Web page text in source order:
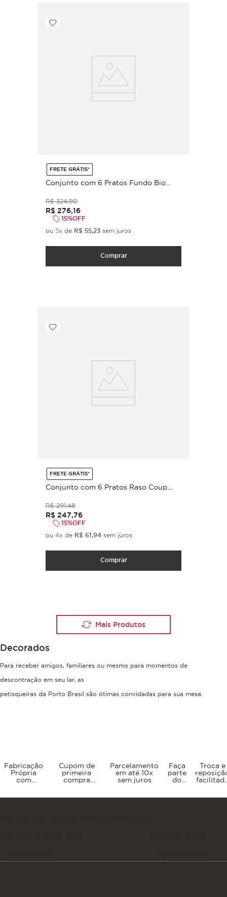
FRETE GRÁTIS*
Conjunto com 6 Pratos Fundo Bio
R$ 324,90
R$ 276,16
15%OFF
ou 5x de R$ 55,23 sem juros
Comprar
FRETE GRÁTIS*
Conjunto com 6 Pratos Raso Coup
R$ 291,48
R$ 247,76
15%OFF
ou 4x de R$ 61,94 sem juros
Comprar
decorados
Para receber amigos, familiares ou mesmo para momentos de
descontração em seu lar, as
petisqueiras da Porto Brasil são ótimas convidadas para sua mesa.
Fabricação
Própria
com
Cupom de
primeira
compra
Parcelamento
em até 10x
sem juros
Faça
parte
do
Troca e